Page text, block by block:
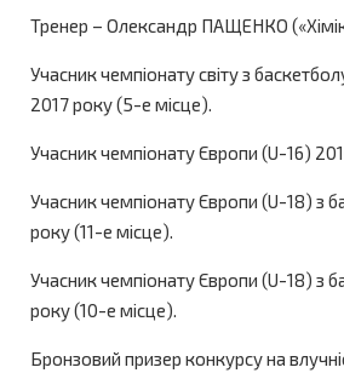
Тренер – Олександр ПАЩЕНКО
Учасник чемпіонату світу з
2017 року (5-е місце).
Учасник чемпіонату Європи (U-16)
Учасник чемпіонату Європи (U-18) з
року (11-е місце).
Учасник чемпіонату Європи (U-18) з
року (10-е місце).
Бронзовий призер конкурсу на